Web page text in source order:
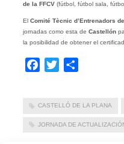
de la FFCV(fútbol, fútbol sala,
El Comité Tècnic d’Entrenadors
jornadas como esta de Castellón
la posibilidad de obtener el
Facebook
Twitter
CASTELLÓ DE LA PLANA
JORNADA DE